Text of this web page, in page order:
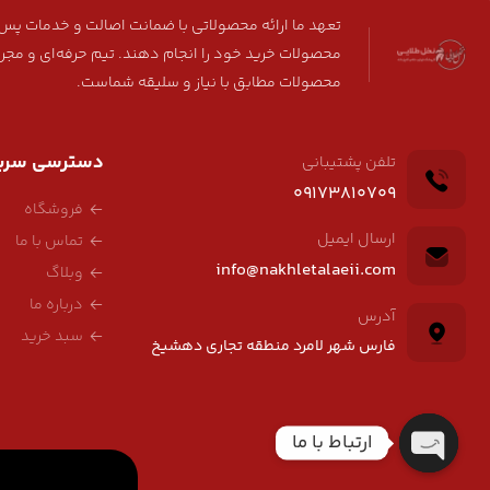
تعهد ما ارائه محصولاتی با ضمانت اصالت و خدمات
محصولات خرید خود را انجام دهند. تیم حرفه‌ای و
محصولات مطابق با نیاز و سلیقه شماست.
تلفن پشتیبانی
09173810709
ارسال ایمیل
info@nakhletalaeii.com
آدرس
فارس شهر لامرد منطقه تجاری دهشیخ
دسترسی
فروشگاه
تماس با ما
وبلاگ
درباره ما
سبد خرید
ارتباط با ما
Open